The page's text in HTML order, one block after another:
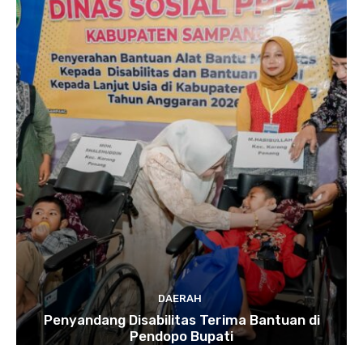
DAERAH
Penyandang Disabilitas Terima Bantuan di
Pendopo Bupati